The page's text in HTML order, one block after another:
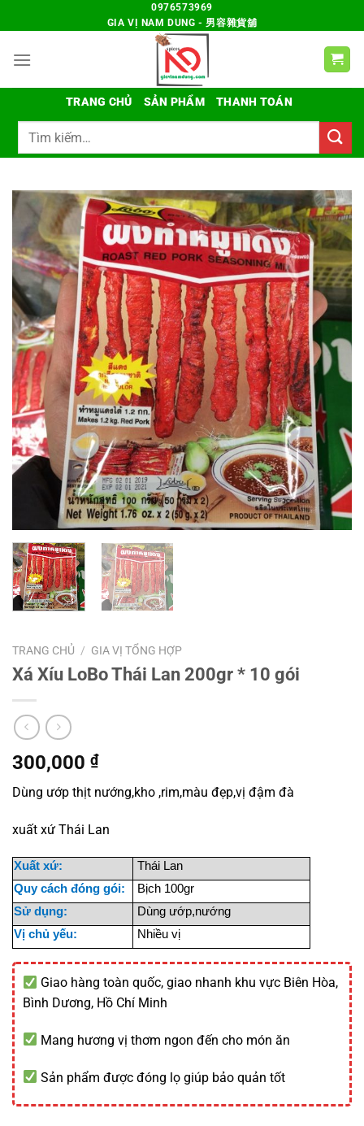
đến
dung
0976573969
GIA VỊ NAM DUNG - 男容雜貨舖
TRANG CHỦ SẢN PHẨM
THANH TOÁN
Tìm
TRANG CHỦ / GIA VỊ TỔNG HỢP
Xá Xíu LoBo Thái Lan 200gr * 10 gói
300,000 ₫
Dùng ướp thịt nướng,kho ,rim,màu đẹp,vị đậm đà
xuất xứ Thái Lan
Xuất xứ:
Thái Lan
Quy cách đóng gói:
Bịch 100gr
Sử dụng:
Dùng ướp,nướng
Vị chủ yếu:
Nhiều vị
Giao hàng toàn quốc, giao nhanh khu vực Biên Hòa,
Bình Dương, Hồ Chí Minh
Mang hương vị thơm ngon đến cho món ăn
Sản phẩm được đóng lọ giúp bảo quản tốt